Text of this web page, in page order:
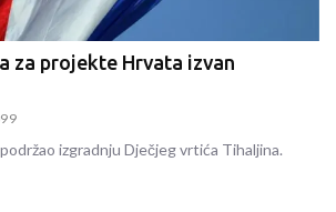
za projekte Hrvata izvan
izgradnju Dječjeg vrtića Tihaljina.